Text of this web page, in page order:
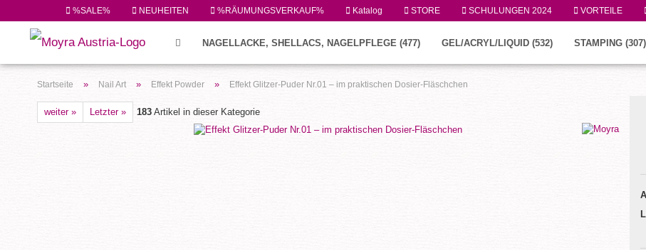
%SALE% NEUHEITEN %RÄUMUNGSVERKAUF% Katalog STORE SCHULUNGEN 2024 VORTEILE
NAGELLACKE, SHELLACS, NAGELPFLEGE (477) GEL/ACRYL/LIQUID (532) STAMPING (307)
FEILEN/PINSEL/ZUBEHÖR (224)
Startseite » Nail Art » Effekt Powder » Effekt Glitzer-Puder Nr.01 – im praktischen Dosier-Fläschchen
weiter » Letzter » 183 Artikel in dieser Kategorie